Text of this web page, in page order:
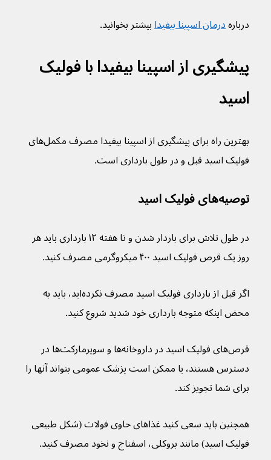
درباره درمان اسپینا بیفیدا بیشتر بخوانید.
پیشگیری از اسپینا بیفیدا با فولیک
اسید
بهترین راه برای پیشگیری از اسپینا بیفیدا مصرف مکمل‌های
فولیک اسید قبل و در طول بارداری است.
توصیه‌های فولیک اسید
در طول تلاش برای باردار شدن و تا هفته ۱۲ بارداری باید هر
روز یک قرص فولیک اسید ۴۰۰ میکروگرمی مصرف کنید.
اگر قبل از بارداری فولیک اسید مصرف نکرده‌اید، باید به
محض اینکه متوجه بارداری خود شدید شروع کنید.
قرص‌های فولیک اسید در داروخانه‌ها و سوپرمارکت‌ها در
دسترس هستند، یا ممکن است پزشک عمومی بتواند آنها را
برای شما تجویز کند.
همچنین باید سعی کنید غذاهای حاوی فولات (شکل طبیعی
فولیک اسید) مانند بروکلی، اسفناج و نخود مصرف کنید.